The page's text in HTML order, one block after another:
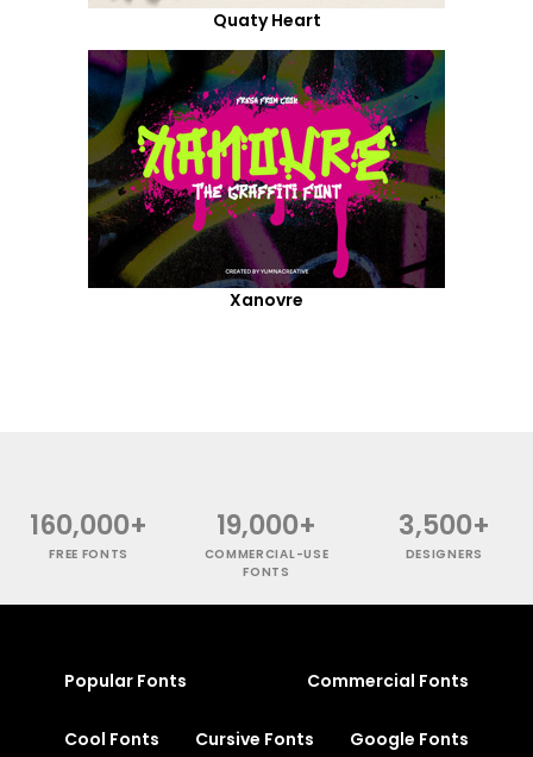
Quaty Heart
Xanovre
160,000+
FREE FONTS
19,000+
COMMERCIAL-USE
FONTS
3,500+
DESIGNERS
Popular Fonts Commercial Fonts
Cool Fonts Cursive Fonts Google Fonts